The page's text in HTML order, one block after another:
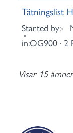
Tätningslist
Started by:
in:OG900 2
Visar 15